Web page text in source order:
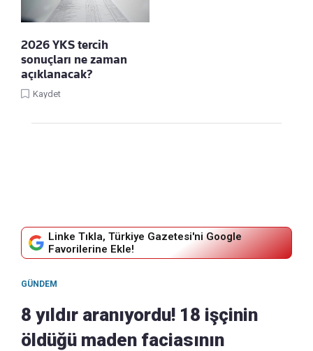
2026 YKS tercih
sonuçları ne zaman
açıklanacak?
Kaydet
Linke Tıkla, Türkiye Gazetesi'ni Google
Favorilerine Ekle!
GÜNDEM
8 yıldır aranıyordu! 18 işçinin
öldüğü maden faciasının